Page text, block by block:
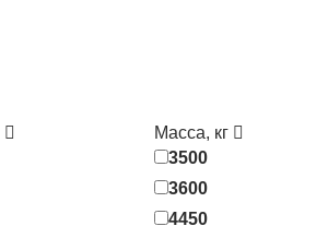
Масса, кг
3500
3600
4450